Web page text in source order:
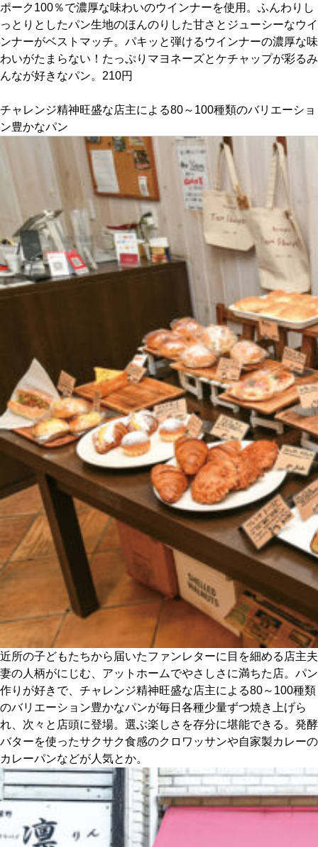
おすすめの本
紹介します。
おすすめのイベント
ポーク100％で濃厚な味わいのウインナーを使用。ふんわりし
っとりとしたパン生地のほんのりした甘さとジューシーなウイ
ンナーがベストマッチ。パキッと弾けるウインナーの濃厚な味
わいがたまらない！たっぷりマヨネーズとケチャップが彩るみ
んなが好きなパン。210円
チャレンジ精神旺盛な店主による80～100種類のバリエーショ
ン豊かなパン
近所の子どもたちから届いたファンレターに目を細める店主夫
妻の人柄がにじむ、アットホームでやさしさに満ちた店。パン
作りが好きで、チャレンジ精神旺盛な店主による80～100種類
のバリエーション豊かなパンが毎日各種少量ずつ焼き上げら
れ、次々と店頭に登場。選ぶ楽しさを存分に堪能できる。発酵
バターを使ったサクサク食感のクロワッサンや自家製カレーの
カレーパンなどが人気とか。